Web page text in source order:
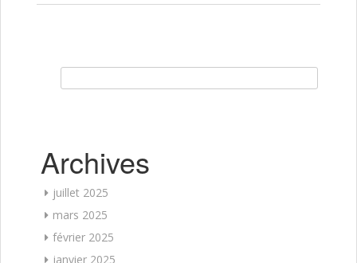
Archives
juillet 2025
mars 2025
février 2025
janvier 2025